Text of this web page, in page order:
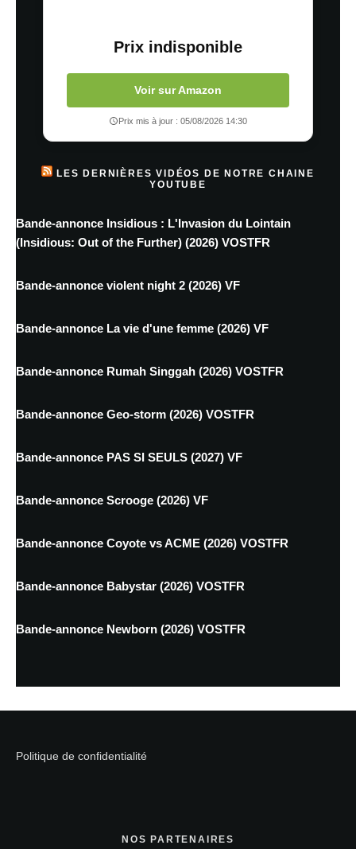
Prix indisponible
Voir sur Amazon
Prix mis à jour : 05/08/2026 14:30
LES DERNIÈRES VIDÉOS DE NOTRE CHAINE
YOUTUBE
Bande-annonce Insidious : L'Invasion du Lointain
(Insidious: Out of the Further) (2026) VOSTFR
Bande-annonce violent night 2 (2026) VF
Bande-annonce La vie d'une femme (2026) VF
Bande-annonce Rumah Singgah (2026) VOSTFR
Bande-annonce Geo-storm (2026) VOSTFR
Bande-annonce PAS SI SEULS (2027) VF
Bande-annonce Scrooge (2026) VF
Bande-annonce Coyote vs ACME (2026) VOSTFR
Bande-annonce Babystar (2026) VOSTFR
Bande-annonce Newborn (2026) VOSTFR
Politique de confidentialité
NOS PARTENAIRES